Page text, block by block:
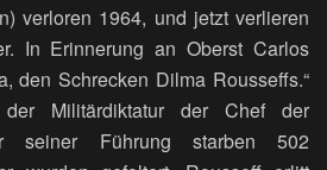
verloren 1964, und jetzt verlieren
In Erinnerung an Oberst Carlos
den Schrecken Dilma Rousseffs.“
Militärdiktatur der Chef der
seiner Führung starben 502